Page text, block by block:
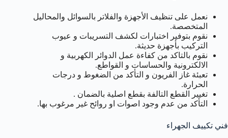
نعمل على تنظيف الأجهزة والفلاتر بالسوائل والمحاليل
المتخصصة.
نقوم بتوفير اختبارات لكشف التسريبات و عيوب
التركيب بأجهزة حديثة.
نقوم بالتاكد من كفاءة عمل الدوائر الكهربية و
الالكترونية والحساسات و القواطع.
تعبئة غاز الفريون و التأكد من الضغوط و درجات
الحرارة.
تغيير القطع التالفة بقطع اصلية بالضمان .
التأكد من عدم وجود اصوات او روائح غير مرغوب بها.
فني تكييف الجهراء